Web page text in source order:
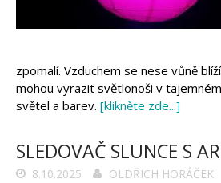
zpomalí. Vzduchem se nese vůně
mohou vyrazit světlonoši v
světel a barev. [klikněte zde...]
SLEDOVAČ SLUNCE S
8.10.2025
OLDŘICH HORÁČEK